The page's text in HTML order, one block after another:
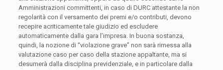
Amministrazioni committenti, in caso di DURC attestante la non
regolarità con il versamento dei premi e/o contributi, devono
recepire acriticamente tale giudizio ed escludere
automaticamente dalla gara l’impresa. In buona sostanza,
quindi, la nozione di “violazione grave” non sarà rimessa alla
valutazione caso per caso della stazione appaltante, ma si
desumerà dalla disciplina previdenziale, e in particolare dalla